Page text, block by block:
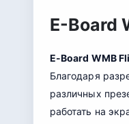
E-Board
E-Board WMB
Благодаря
различных
работать на